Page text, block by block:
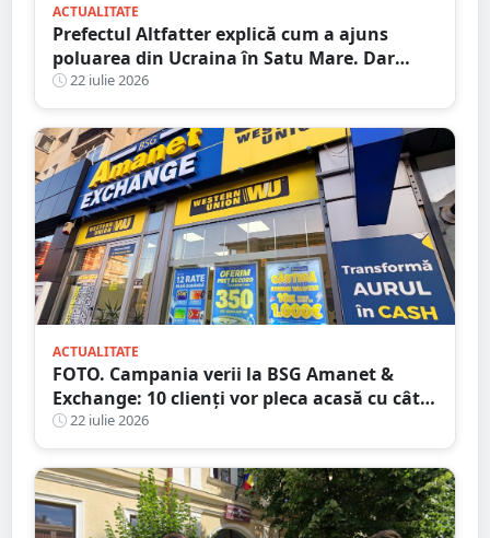
ACTUALITATE
Prefectul Altfatter explică cum a ajuns
poluarea din Ucraina în Satu Mare. Dar
nimic despre RATEUL instituțiilor publice
22 iulie 2026
ACTUALITATE
FOTO. Campania verii la BSG Amanet &
Exchange: 10 clienți vor pleca acasă cu câte
1.000 EURO CASH!
22 iulie 2026